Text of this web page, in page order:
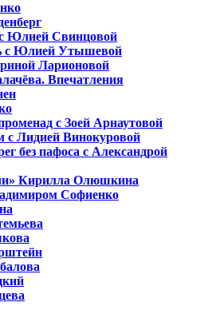
Юлией Свинцовой
с Юлией Утышевой
Ларионовой
Впечатления
с Зоей Арнаутовой
с Лидией Винокуровой
без пафоса с Александрой
Кирилла Олюшкина
Софиенко